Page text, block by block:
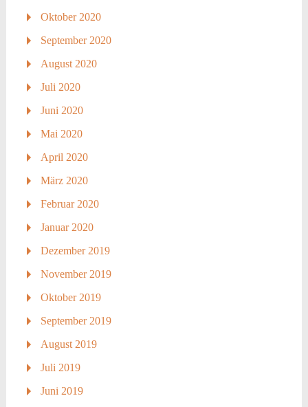
Oktober 2020
September 2020
August 2020
Juli 2020
Juni 2020
Mai 2020
April 2020
März 2020
Februar 2020
Januar 2020
Dezember 2019
November 2019
Oktober 2019
September 2019
August 2019
Juli 2019
Juni 2019